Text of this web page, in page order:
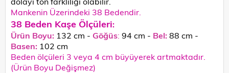
Mankenin Üzerindeki 38 Bedendir.
38 Beden Kaşe Ölçüleri:
Ürün Boyu: 132 cm - Göğüs: 94 cm - Bel:88 cm -
Basen: 102 cm
Beden ölçüleri 3 veya 4 cm büyüyerek artmaktadır.
(Ürün Boyu Değişmez)